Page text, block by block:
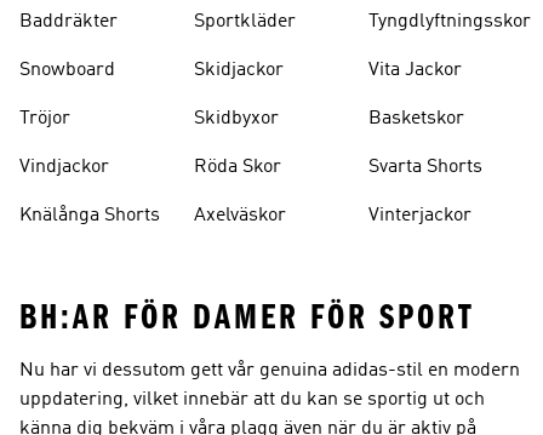
Baddräkter
Snowboard
Tröjor
Vindjackor
Knälånga Shorts
Sportkläder
Skidjackor
Skidbyxor
Röda Skor
Axelväskor
Tyngdlyftningsskor
Vita Jackor
Basketskor
Svarta Shorts
Vinterjackor
BH:AR FÖR DAMER FÖR SPORT
Nu har vi dessutom gett vår genuina adidas-stil en modern
uppdatering, vilket innebär att du kan se sportig ut och
känna dig bekväm i våra plagg även när du är aktiv på